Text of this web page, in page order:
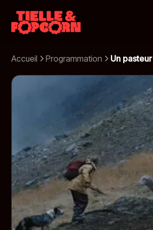
Accueil Programmation Un pasteur